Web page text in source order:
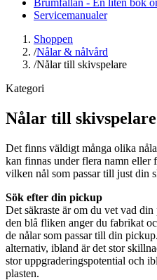
Servicemanualer
Shoppen
/Nålar & nålvård
/Nålar till skivspelare
Kategori
Nålar till skivspelare
Det finns väldigt många olika
kan finnas under flera namn eller
vilken nål som passar till just din
Sök efter din pickup
Det säkraste är om du vet vad
den blå fliken anger du fabrikat
de nålar som passar till din
alternativ, ibland är det stor
stor uppgraderingspotential och
plasten.